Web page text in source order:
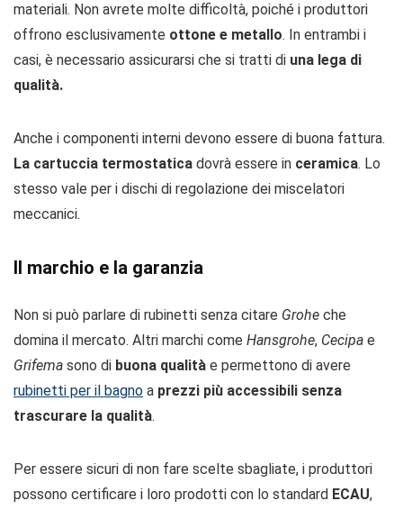
materiali. Non avrete molte difficoltà, poiché i produttori
offrono esclusivamente ottone e metallo. In entrambi i
casi, è necessario assicurarsi che si tratti di una lega di
qualità.
Anche i componenti interni devono essere di buona fattura.
La cartuccia termostatica dovrà essere in ceramica. Lo
stesso vale per i dischi di regolazione dei miscelatori
meccanici.
Il marchio e la garanzia
Non si può parlare di rubinetti senza citare Grohe che
domina il mercato. Altri marchi come Hansgrohe, Cecipa e
Grifema sono di buona qualità e permettono di avere
rubinetti per il bagno a prezzi più accessibili senza
trascurare la qualità.
Per essere sicuri di non fare scelte sbagliate, i produttori
possono certificare i loro prodotti con lo standard ECAU,